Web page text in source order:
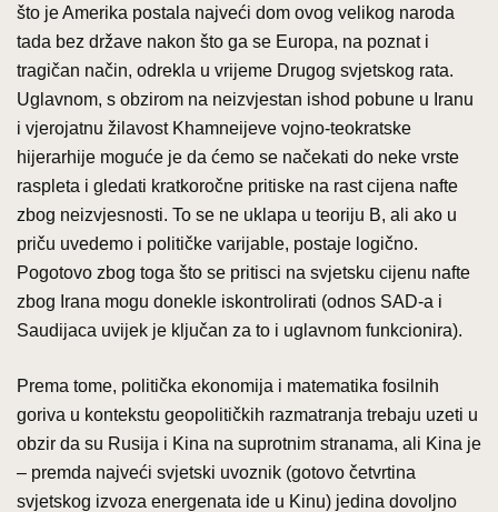
što je Amerika postala najveći dom ovog velikog naroda
tada bez države nakon što ga se Europa, na poznat i
tragičan način, odrekla u vrijeme Drugog svjetskog rata.
Uglavnom, s obzirom na neizvjestan ishod pobune u Iranu
i vjerojatnu žilavost Khamneijeve vojno-teokratske
hijerarhije moguće je da ćemo se načekati do neke vrste
raspleta i gledati kratkoročne pritiske na rast cijena nafte
zbog neizvjesnosti. To se ne uklapa u teoriju B, ali ako u
priču uvedemo i političke varijable, postaje logično.
Pogotovo zbog toga što se pritisci na svjetsku cijenu nafte
zbog Irana mogu donekle iskontrolirati (odnos SAD-a i
Saudijaca uvijek je ključan za to i uglavnom funkcionira).
Prema tome, politička ekonomija i matematika fosilnih
goriva u kontekstu geopolitičkih razmatranja trebaju uzeti u
obzir da su Rusija i Kina na suprotnim stranama, ali Kina je
– premda najveći svjetski uvoznik (gotovo četvrtina
svjetskog izvoza energenata ide u Kinu) jedina dovoljno